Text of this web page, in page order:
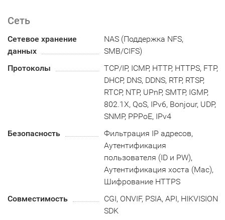
Сеть
Сетевое хранение
данных
NAS (Поддержка NFS,
SMB/CIFS)
Протоколы
TCP/IP, ICMP, HTTP, HTTPS, FTP,
DHCP, DNS, DDNS, RTP, RTSP,
RTCP, NTP, UPnP, SMTP, IGMP,
802.1X, QoS, IPv6, Bonjour, UDP,
SNMP, PPPoE, IPv4
Безопасность
Фильтрация IP адресов,
Аутентификация
пользователя (ID и PW),
Аутентификация хоста (Mac),
Шифрование HTTPS
Совместимость
CGI, ONVIF, PSIA, API, HIKVISION
SDK